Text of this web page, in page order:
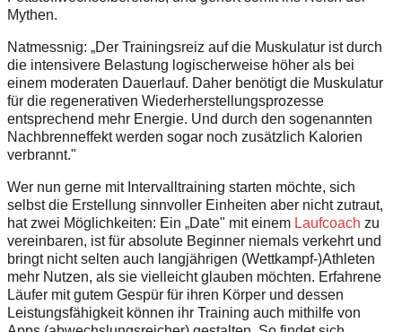
Mythen.
Natmessnig: „Der Trainingsreiz auf die Muskulatur ist durch
die intensivere Belastung logischerweise höher als bei
einem moderaten Dauerlauf. Daher benötigt die Muskulatur
für die regenerativen Wiederherstellungsprozesse
entsprechend mehr Energie. Und durch den sogenannten
Nachbrenn­effekt werden sogar noch zusätzlich Kalorien
verbrannt."
Wer nun gerne mit Intervalltraining starten möchte, sich
selbst die Erstellung sinnvoller Einheiten aber nicht zutraut,
hat zwei Möglichkeiten: Ein „Date" mit einem Laufcoach zu
vereinbaren, ist für absolute Beginner niemals verkehrt und
bringt nicht selten auch langjährigen (Wettkampf-)Athleten
mehr Nutzen, als sie vielleicht glauben möchten. Erfahrene
Läufer mit gutem Gespür für ihren Körper und dessen
Leistungsfähigkeit können ihr Training auch mithilfe von